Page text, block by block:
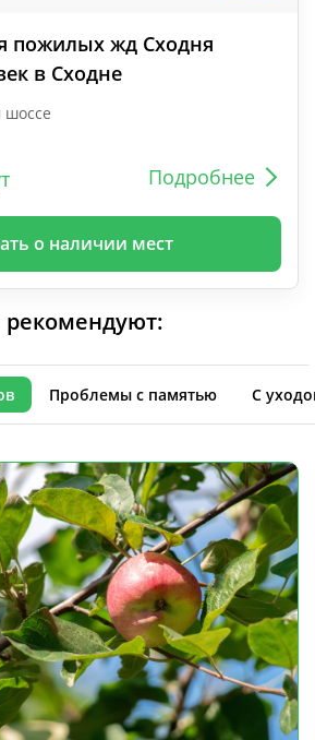
пожилых жд Сходня
в Сходне
шоссе
Подробнее
о наличии мест
рекомендуют:
Проблемы с памятью С